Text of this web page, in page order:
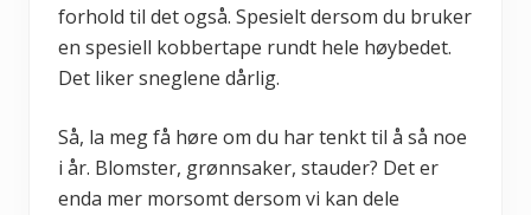
forhold til det også. Spesielt dersom du bruker
en spesiell kobbertape rundt hele høybedet.
Det liker sneglene dårlig.
Så, la meg få høre om du har tenkt til å så noe
i år. Blomster, grønnsaker, stauder? Det er
enda mer morsomt dersom vi kan dele